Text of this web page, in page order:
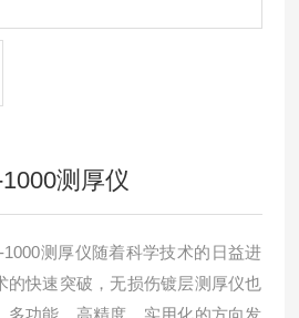
测厚仪
测厚仪随着科学技术的日益进
的快速突破，无损伤镀层测厚仪也
多功能、高精度、实用化的方向发